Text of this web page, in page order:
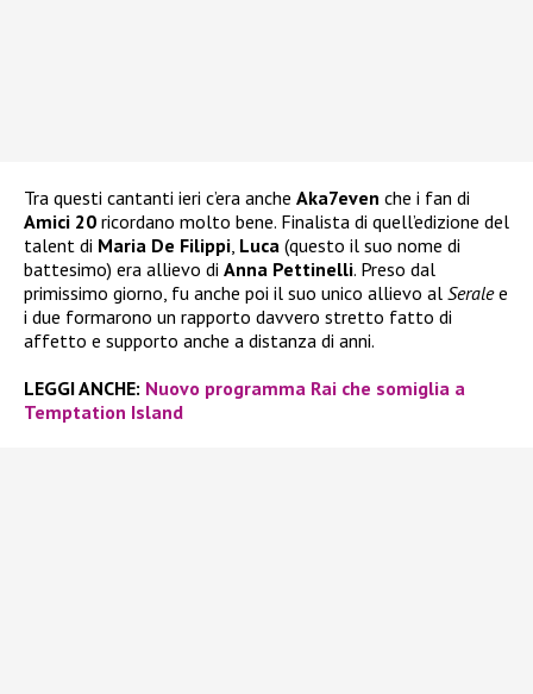
Tra questi cantanti ieri c’era anche Aka7even che i fan di
Amici 20 ricordano molto bene. Finalista di quell’edizione del
talent di Maria De Filippi Luca (questo il suo nome di
battesimo) era allievo di Anna Pettinelli. Preso dal
primissimo giorno, fu anche poi il suo unico allievo al Seralee
i due formarono un rapporto davvero stretto fatto di
affetto e supporto anche a distanza di anni.
LEGGI ANCHE: Nuovo programma Rai che somiglia a
Temptation Island